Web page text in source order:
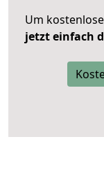
Um
jetzt einfach